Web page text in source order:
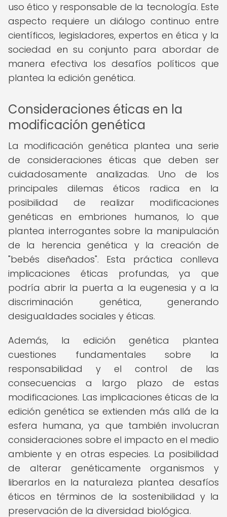
uso ético y responsable de la tecnología. Este
aspecto requiere un diálogo continuo entre
científicos, legisladores, expertos en ética y la
sociedad en su conjunto para abordar de
manera efectiva los desafíos políticos que
plantea la edición genética.
Consideraciones éticas en la
modificación genética
La modificación genética plantea una serie
de consideraciones éticas que deben ser
cuidadosamente analizadas. Uno de los
principales dilemas éticos radica en la
posibilidad de realizar modificaciones
genéticas en embriones humanos, lo que
plantea interrogantes sobre la manipulación
de la herencia genética y la creación de
"bebés diseñados". Esta práctica conlleva
implicaciones éticas profundas, ya que
podría abrir la puerta a la eugenesia y a la
discriminación genética, generando
desigualdades sociales y éticas.
Además, la edición genética plantea
cuestiones fundamentales sobre la
responsabilidad y el control de las
consecuencias a largo plazo de estas
modificaciones. Las implicaciones éticas de la
edición genética se extienden más allá de la
esfera humana, ya que también involucran
consideraciones sobre el impacto en el medio
ambiente y en otras especies. La posibilidad
de alterar genéticamente organismos y
liberarlos en la naturaleza plantea desafíos
éticos en términos de la sostenibilidad y la
preservación de la diversidad biológica.